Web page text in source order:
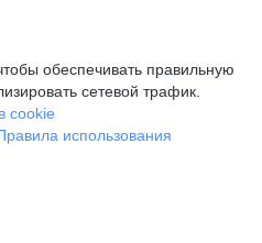
обеспечивать правильную
сетевой трафик.
cookie
использования